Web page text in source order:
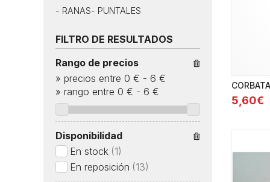
5,60€
RANAS
PUNTALES
FILTRO DE RESULTADOS
Rango de precios
» precios entre 0 € - 6 €
» rango entre 0 € - 6 €
Disponibilidad
En stock (1)
En reposición (13)